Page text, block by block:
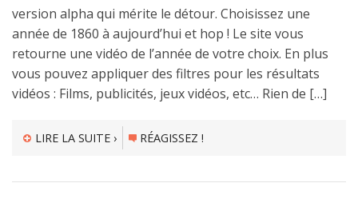
version alpha qui mérite le détour. Choisissez une
année de 1860 à aujourd’hui et hop ! Le site vous
retourne une vidéo de l’année de votre choix. En plus
vous pouvez appliquer des filtres pour les résultats
vidéos : Films, publicités, jeux vidéos, etc… Rien de […]
LIRE LA SUITE › RÉAGISSEZ !